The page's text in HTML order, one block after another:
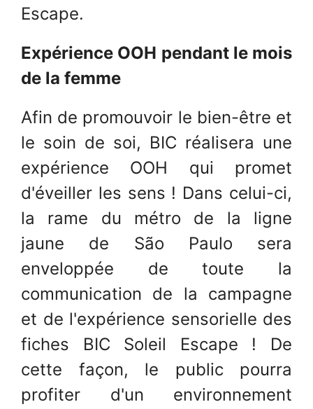
Escape.
Expérience OOH pendant le mois
de la femme
Afin de promouvoir le bien-être et
le soin de soi, BIC réalisera une
expérience OOH qui promet
d'éveiller les sens ! Dans celui-ci,
la rame du métro de la ligne
jaune de São Paulo sera
enveloppée de toute la
communication de la campagne
et de l'expérience sensorielle des
fiches BIC Soleil Escape ! De
cette façon, le public pourra
profiter d'un environnement